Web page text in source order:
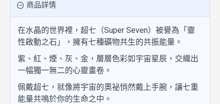
商品詳情
在水晶的世界裡，超七（Super Seven）被譽為「靈
性啟動之石」，擁有七種礦物共生的共振能量。
紫、紅、煙、灰、金，層層色彩如宇宙星辰，交織出
一幅獨一無二的心靈畫卷。
佩戴超七，就像將宇宙的奧祕悄然戴上手腕，讓七重
能量共鳴於你的生命之中。